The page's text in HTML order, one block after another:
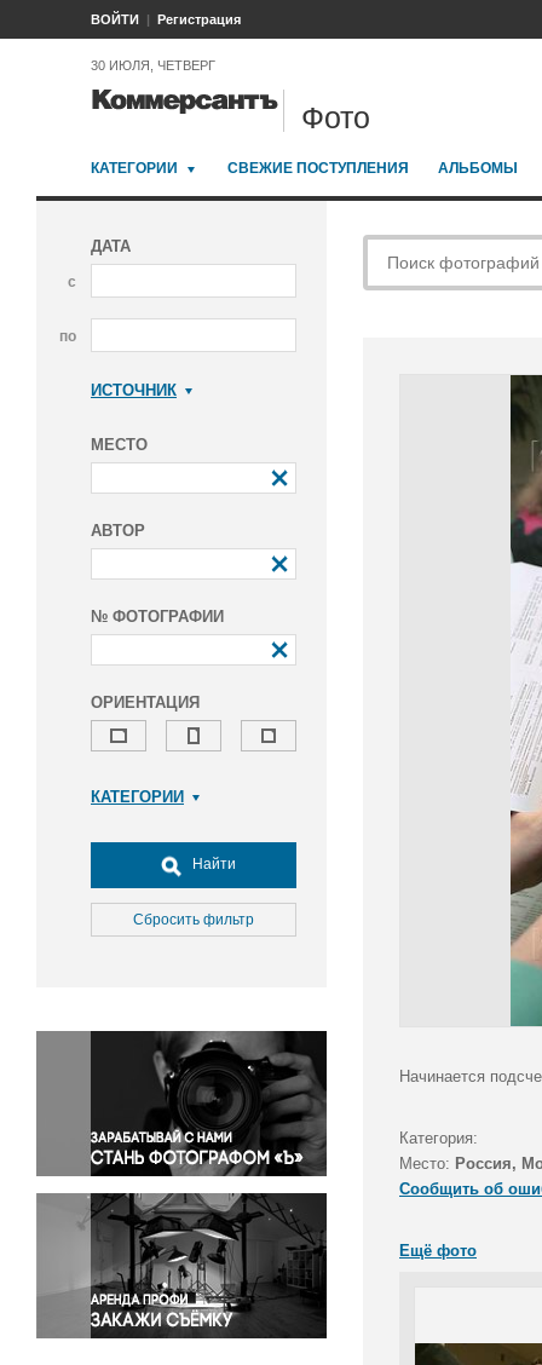
ВОЙТИ Регистрация
30 ИЮЛЯ, ЧЕТВЕРГ
Фото
КАТЕГОРИИ СВЕЖИЕ ПОСТУПЛЕНИЯ АЛЬБОМЫ
ДАТА
с
по
ИСТОЧНИК
МЕСТО
АВТОР
№ ФОТОГРАФИИ
ОРИЕНТАЦИЯ
КАТЕГОРИИ
Досуг, туризм и отдых
Культура
Медицина
Окружающая среда
Политика
Правосудие
Происшествия и конфликты
Религия
Светская жизнь
Спорт
Экология
Экономика и бизнес
Найти
Сбросить фильтр
Начинается
Категория:
Место: Россия,
Сообщить об
Ещё фото